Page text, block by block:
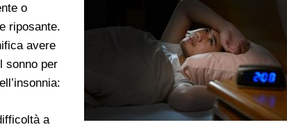
o
riposante.
avere
sonno per
a